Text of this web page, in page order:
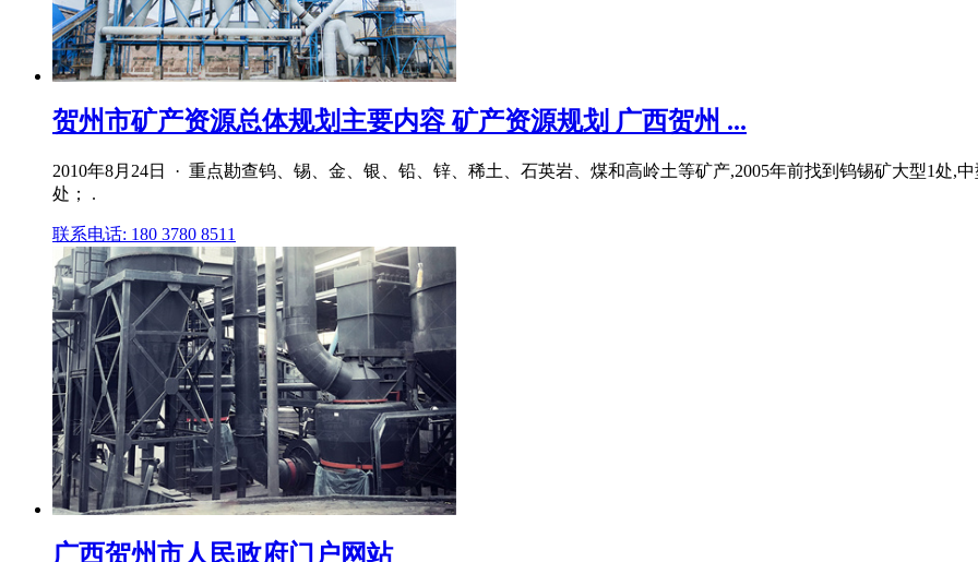
贺州市矿产资源总体规划主要内容 矿产资源规划 广西贺州 ...
2010年8月24日 · 重点勘查钨、锡、金、银、铅、锌、稀土、石英岩、煤和高岭土等矿产,2005年前找到钨锡矿大型1处,
处； .
联系电话: 180 3780 8511
广西贺州市人民政府门户网站